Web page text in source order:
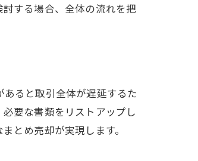
する場合、全体の流れを把
ると取引全体が遅延するた
要な書類をリストアップし
め売却が実現します。